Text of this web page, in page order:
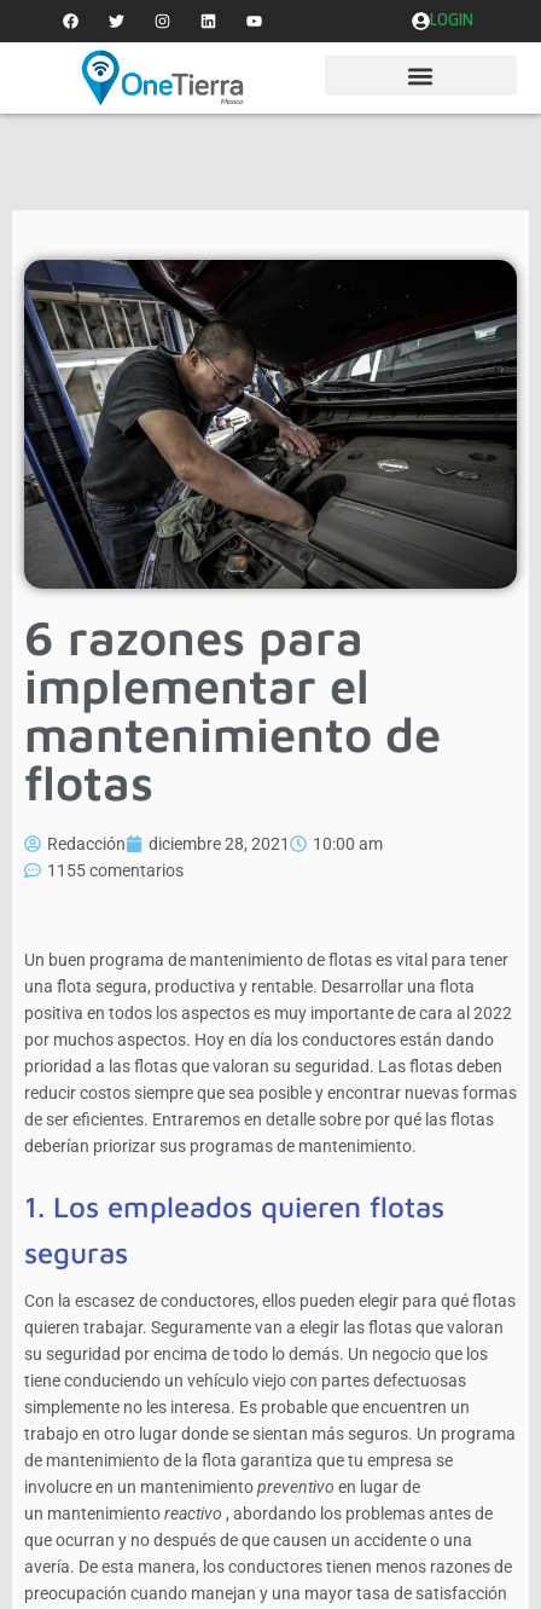
LOGIN
6 razones para
implementar el
mantenimiento de
flotas
Redacción diciembre 28, 2021
10:00 am
1155 comentarios
Un buen programa de mantenimiento de flotas es vital para tener
una flota segura, productiva y rentable. Desarrollar una flota
positiva en todos los aspectos es muy importante de cara al 2022
por muchos aspectos. Hoy en día los conductores están dando
prioridad a las flotas que valoran su seguridad. Las flotas deben
reducir costos siempre que sea posible y encontrar nuevas formas
de ser eficientes. Entraremos en detalle sobre por qué las flotas
deberían priorizar sus programas de mantenimiento.
1. Los empleados quieren flotas
seguras
Con la escasez de conductores, ellos pueden elegir para qué flotas
quieren trabajar. Seguramente van a elegir las flotas que valoran
su seguridad por encima de todo lo demás. Un negocio que los
tiene conduciendo un vehículo viejo con partes defectuosas
simplemente no les interesa. Es probable que encuentren un
trabajo en otro lugar donde se sientan más seguros. Un programa
de mantenimiento de la flota garantiza que tu empresa se
involucre en un mantenimientopreventivo en lugar de
un mantenimientoreactivo , abordando los problemas antes de
que ocurran y no después de que causen un accidente o una
avería. De esta manera, los conductores tienen menos razones de
preocupación cuando manejan y una mayor tasa de satisfacción